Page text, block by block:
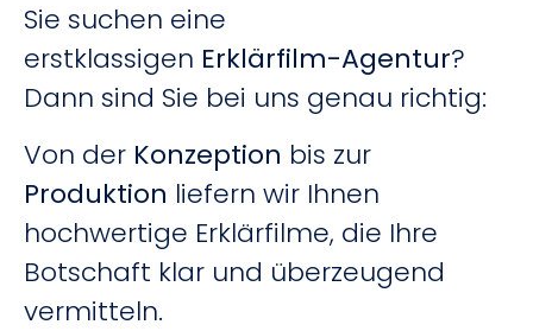
Sie suchen eine
erstklassigen Erklärfilm-Agentur?
Dann sind Sie bei uns genau richtig:
Von der Konzeption bis zur
Produktion liefern wir Ihnen
hochwertige Erklärfilme, die Ihre
Botschaft klar und überzeugend
vermitteln.